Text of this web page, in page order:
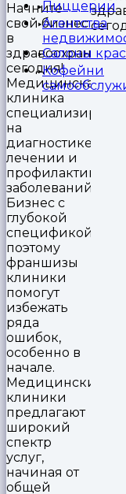
Пиццерии
Агентства
Салоны
Кофейни
Начните
свой бизнес
в
здравоохранении
сегодня!.
Медицинская
клиника
специализируется
на
диагностике,
лечении и
профилактике
заболеваний.
Бизнес с
глубокой
спецификой,
поэтому
франшизы
клиники
помогут
избежать
ряда
ошибок,
особенно в
начале.
Медицинские
клиники
предлагают
широкий
спектр
услуг,
начиная от
общей